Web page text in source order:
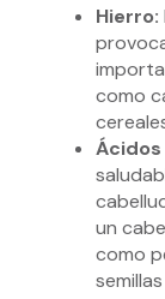
Hierro:
como
un
como